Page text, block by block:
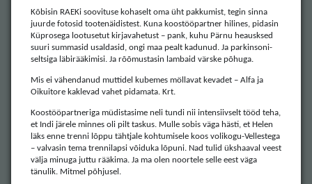
Kõbisin RAEKi soovituse kohaselt oma üht pakkumist, tegin sinna
juurde fotosid tootenäidistest. Kuna koostööpartner hilines, pidasin
Küprosega lootusetut kirjavahetust – pank, kuhu Pärnu heausksed
suuri summasid usaldasid, ongi maa pealt kadunud. Ja parkinsoni-
seltsiga läbirääkimisi. Ja rõõmustasin lambaid värske põhuga.
Mis ei vähendanud muttidel kubemes möllavat kevadet – Alfa ja
Oikuitore kaklevad vahet pidamata. Krt.
Koostööpartneriga müdistasime neli tundi nii intensiivselt tööd teha,
et Indi järele minnes oli pilt taskus. Mulle sobis väga hästi, et Helen
läks enne trenni lõppu tähtjale kohtumisele koos volikogu-Vellestega
– valvasin tema trennilapsi võiduka lõpuni. Nad tulid ükshaaval veest
välja minuga juttu rääkima. Ja ma olen noortele selle eest väga
tänulik. Mitmel põhjusel.